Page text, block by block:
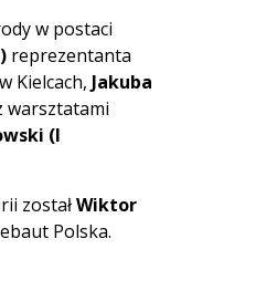
w postaci
reprezentanta
Kielcach, Jakuba
warsztatami
(I
zostałWiktor
Polska.